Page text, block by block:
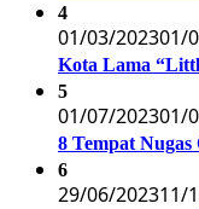
4
01/03/202301/
Kota Lama
5
01/07/202301/
8 Tempat
6
29/06/202311/